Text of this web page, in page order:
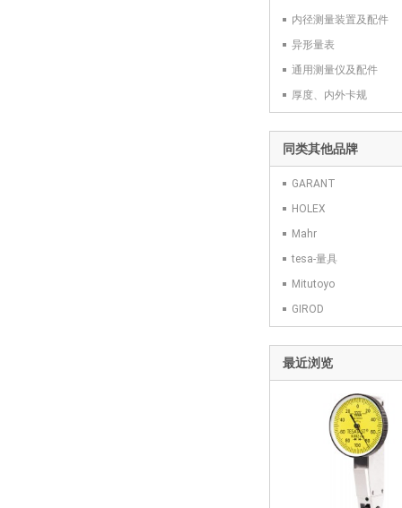
内径测量装置及配件
异形量表
通用测量仪及配件
厚度、内外卡规
同类其他品牌
GARANT
HOLEX
Mahr
tesa-量具
Mitutoyo
GIROD
最近浏览